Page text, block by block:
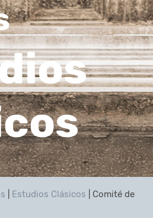
Estudios Clásicos
Comité de